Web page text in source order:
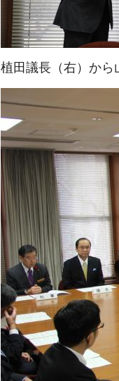
植田議長（右）から